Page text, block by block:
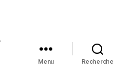
Menu Recherche